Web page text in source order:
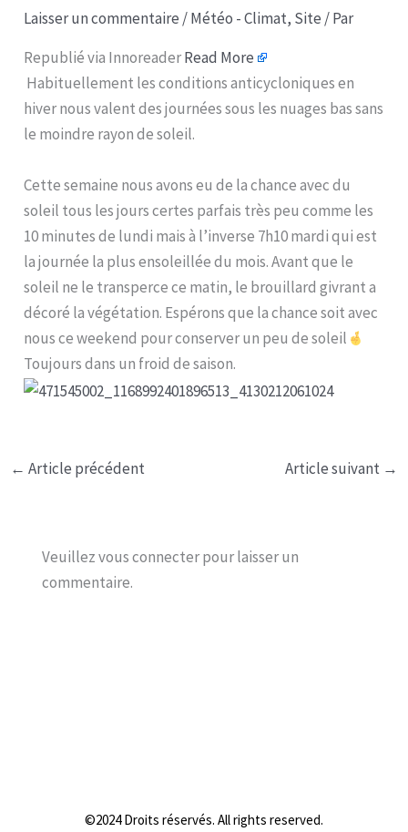
Laisser un commentaire /Météo - Climat, Site / Par
Republié via InnoreaderRead More
Habituellement les conditions anticycloniques en
hiver nous valent des journées sous les nuages bas sans
le moindre rayon de soleil.
Cette semaine nous avons eu de la chance avec du
soleil tous les jours certes parfais très peu comme les
10 minutes de lundi mais à l’inverse 7h10 mardi qui est
la journée la plus ensoleillée du mois. Avant que le
soleil ne le transperce ce matin, le brouillard givrant a
décoré la végétation. Espérons que la chance soit avec
nous ce weekend pour conserver un peu de soleil
Toujours dans un froid de saison.
← Article précédent Article suivant →
Veuillez vous connecter pour laisser un
commentaire.
©2024 Droits réservés. All rights reserved.